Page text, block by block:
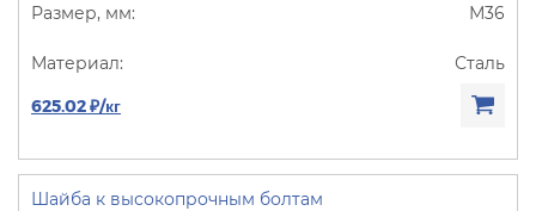
М36
Сталь
625.02 ₽/кг
Шайба к высокопрочным болтам